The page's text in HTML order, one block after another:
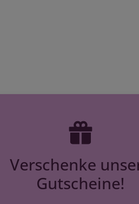
Verschenke
Gutscheine!